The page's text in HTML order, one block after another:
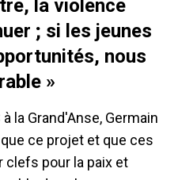
la violence
; si les jeunes
nous
»
la Grand'Anse, Germain
ce projet et que ces
clefs pour la paix et